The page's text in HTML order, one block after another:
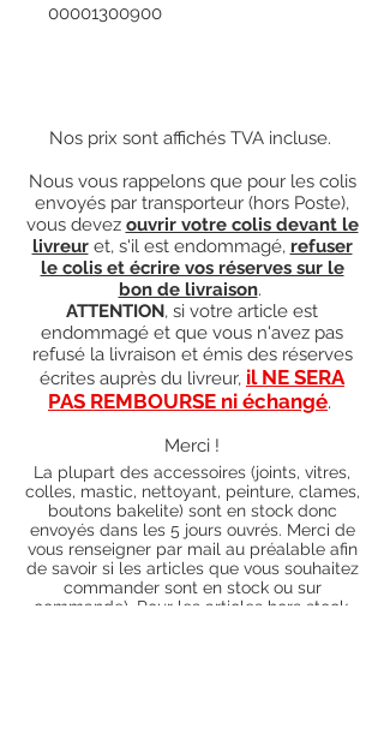
00001300900
Nos prix sont affichés TVA incluse.
Nous vous rappelons que pour les colis
envoyés par transporteur (hors Poste),
vous devez ouvrir votre colis devant le
livreuret, s'il est endommagé, refuser
le colis et écrire vos réserves sur le
bon de livraison.
ATTENTION, si votre article est
endommagé et que vous n'avez pas
refusé la livraison et émis des réserves
écrites auprès du livreur, il NE SERA
PAS REMBOURSE ni échangé.
Merci !
La plupart des accessoires (joints, vitres,
colles, mastic, nettoyant, peinture, clames,
boutons bakelite) sont en stock donc
envoyés dans les 5 jours ouvrés. Merci de
vous renseigner par mail au préalable afin
de savoir si les articles que vous souhaitez
commander sont en stock ou sur
commande). Pour les articles hors stock,